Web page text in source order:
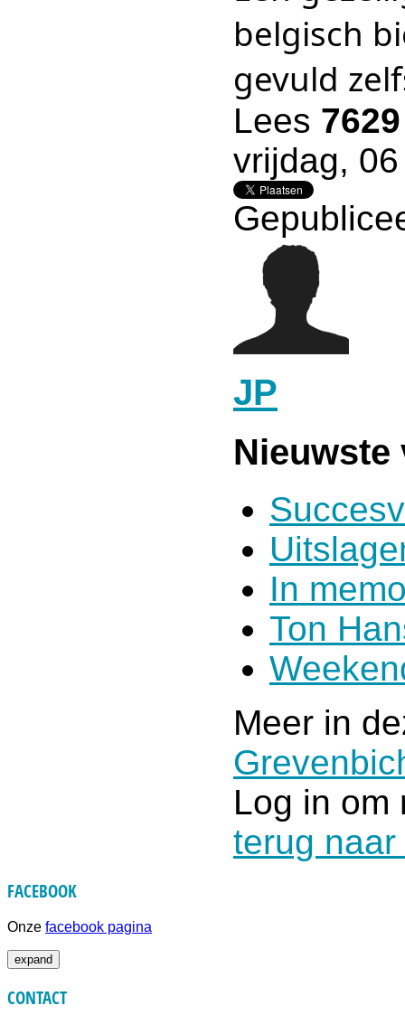
belgisch
gevuld
Lees 7629
vrijdag,
JP
Nieuwste
In
Ton
Meer in
Log in om
terug
FACEBOOK
Onze facebook pagina
expand
CONTACT